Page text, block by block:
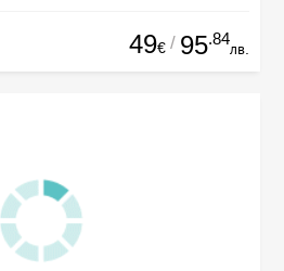
49€ / 95.84
лв.